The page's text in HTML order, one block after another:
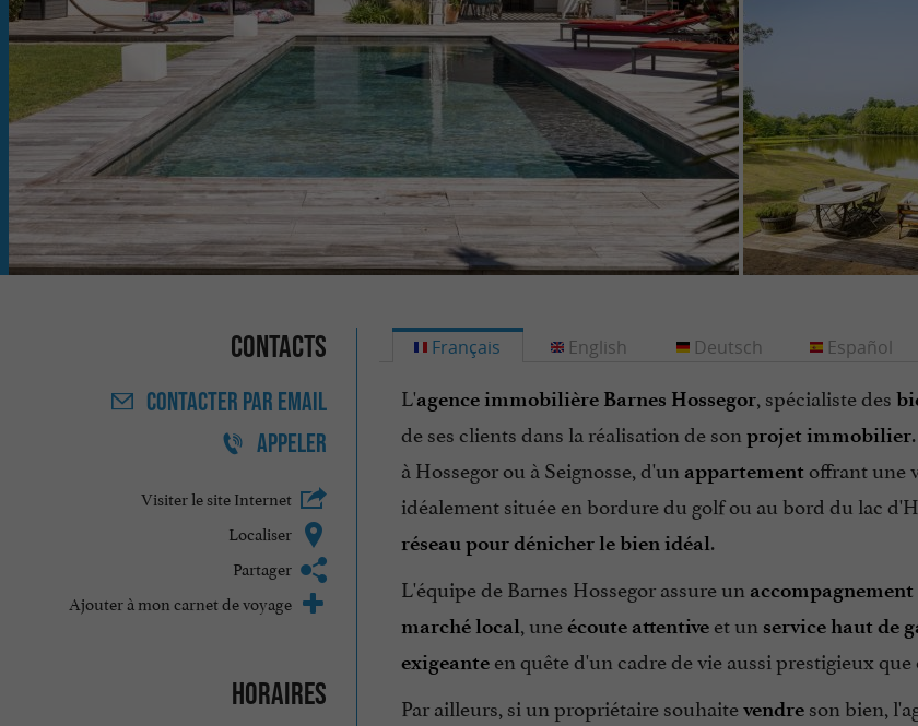
Contacts
CONTACTER PAR EMAIL
APPELER
Visiter le site Internet
Localiser
Partager
Ajouter à mon carnet de voyage
Horaires
Français
L'agence immobilière Barnes Hossegor, spécialiste des
de ses clients dans la réalisation de son projet immobilier
à Hossegor ou à Seignosse, d'un appartement offrant une
idéalement située en bordure du golf ou au bord du lac
réseau pour dénicher le bien idéal.
L'équipe de Barnes Hossegor assure un
marché local, uneécoute attentiveet un service haut de
exigeante en quête d'un cadre de vie aussi prestigieux
Par ailleurs, si un propriétaire souhaitevendreson bien,
English Deutsch Español